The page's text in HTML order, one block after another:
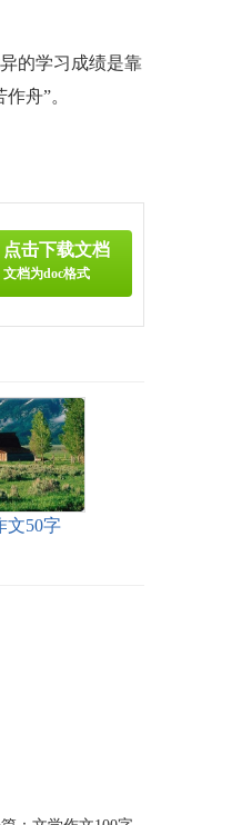
的学习成绩是靠
舟”。
点击下载文档
文档为doc格式
文50字